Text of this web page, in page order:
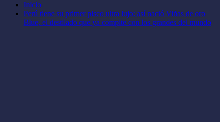
Inicio
Perú tiene su primer pisco ultra lujo: así nació Viñas de oro
Blue, el destilado que ya compite con los grandes del mundo